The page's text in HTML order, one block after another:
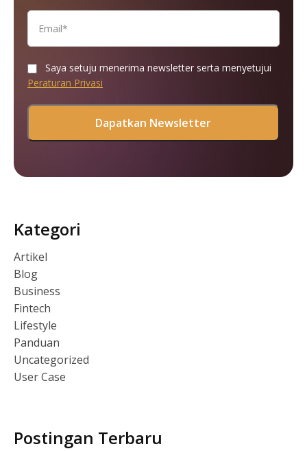
Saya setuju menerima newsletter serta menyetujui
Peraturan Privasi
Kategori
Artikel
Blog
Business
Fintech
Lifestyle
Panduan
Uncategorized
User Case
Postingan Terbaru